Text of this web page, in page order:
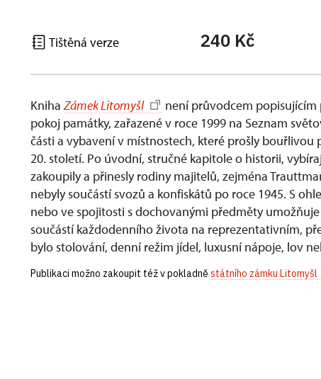
Tištěná verze 240 Kč
KnihaZámek Litomyšl
není průvodcem
pokoj památky, zařazené v roce 1999 na Seznam
části a vybavení v místnostech, které prošly bouřlivou
20. století. Po úvodní, stručné kapitole o historii,
zakoupily a přinesly rodiny majitelů, zejména
nebyly součástí svozů a konfiskátů po roce 1945. S
nebo ve spojitosti s dochovanými předměty
součástí každodenního života na reprezentativním,
bylo stolování, denní režim jídel, luxusní nápoje, lov
Publikaci možno zakoupit též v pokladně státního zámku Litomyšl